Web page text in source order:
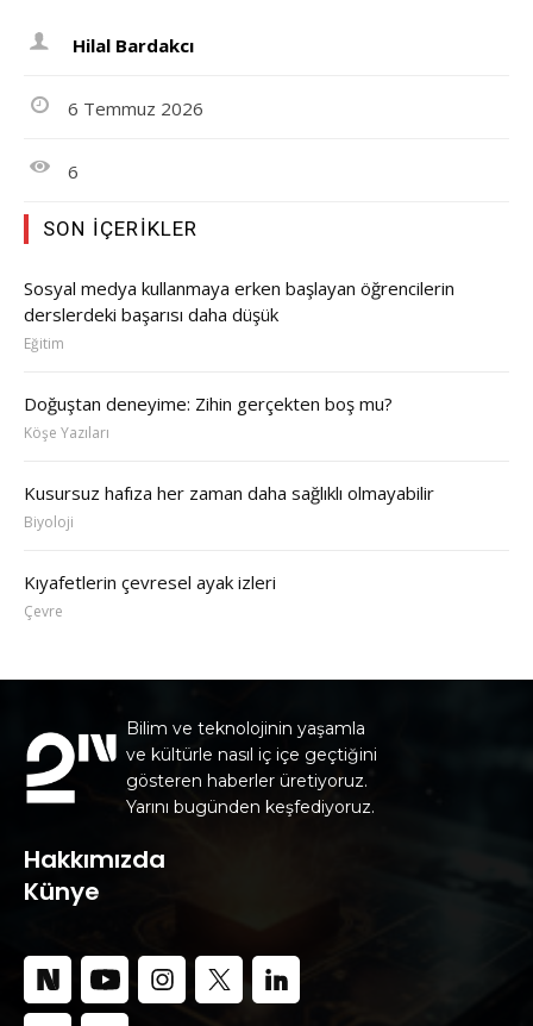
Hilal Bardakcı
6 Temmuz 2026
6
SON İÇERIKLER
Sosyal medya kullanmaya erken başlayan öğrencilerin
derslerdeki başarısı daha düşük
Eğitim
Doğuştan deneyime: Zihin gerçekten boş mu?
Köşe Yazıları
Kusursuz hafıza her zaman daha sağlıklı olmayabilir
Biyoloji
Kıyafetlerin çevresel ayak izleri
Çevre
Bilim ve teknolojinin yaşamla
ve kültürle nasıl iç içe geçtiğini
gösteren haberler üretiyoruz.
Yarını bugünden keşfediyoruz.
Hakkımızda
Künye